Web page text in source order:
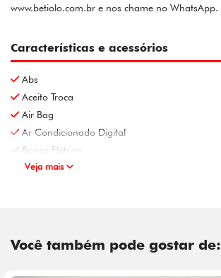
www.betiolo.com.br e nos chame no WhatsApp.
Características e acessórios
Abs
Aceito Troca
Air Bag
Ar Condicionado Digital
Banco Elétrico
Veja mais
Você também pode gostar de: